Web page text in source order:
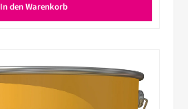
In den Warenkorb